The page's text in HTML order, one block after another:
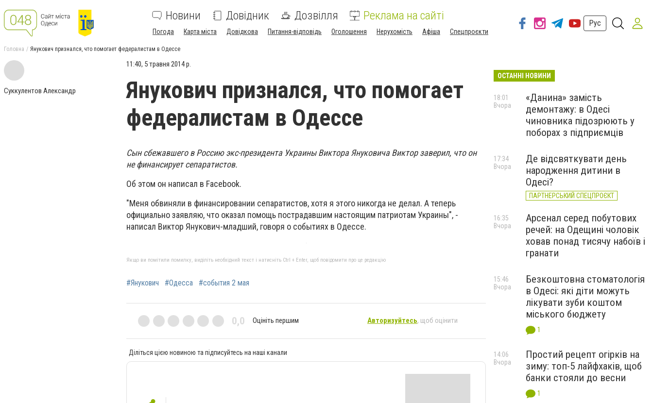
Новини Довідник Дозвілля Реклама на сайті
Погода Карта міста Довідкова Питання-відповідь Оголошення Нерухомість Афіша Спецпроєкти
Рус
Головна Янукович признался, что помогает федералистам в Одессе
Суккулентов Александр
11:40, 5 травня 2014 р.
Янукович признался, что помогает
федералистам в Одессе
Сын сбежавшего в Россию экс-президента Украины Виктора Януковича Виктор заверил, что он
не финансирует сепаратистов.
Об этом он написал в Facebook.
"Меня обвиняли в финансировании сепаратистов, хотя я этого никогда не делал. А теперь
официально заявляю, что оказал помощь пострадавшим настоящим патриотам Украины", -
написал Виктор Янукович-младший, говоря о событиях в Одессе.
Якщо ви помітили помилку, виділіть необхідний текст і натисніть Ctrl + Enter, щоб повідомити про це редакцію
#Янукович #Одесса #события 2 мая
0,0 Оцініть першим Авторизуйтесь, щоб оцінити
Діліться цією новиною та підписуйтесь на наші канали
ОСТАННІ НОВИНИ
«Данина» замість
демонтажу: в Одесі
чиновника підозрюють у
поборах з підприємців
18:01
Вчора
Де відсвяткувати день
народження дитини в
Одесі?
ПАРТНЕРСЬКИЙ СПЕЦПРОЄКТ
17:34
Вчора
Арсенал серед побутових
речей: на Одещині чоловік
ховав понад тисячу набоїв і
гранати
16:35
Вчора
Безкоштовна стоматологія
в Одесі: які діти можуть
лікувати зуби коштом
міського бюджету
1
15:46
Вчора
Простий рецепт огірків на
зиму: топ-5 лайфхаків, щоб
банки стояли до весни
1
14:06
Вчора